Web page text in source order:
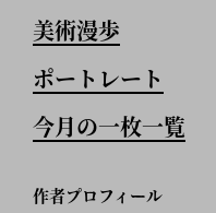
美術漫歩
ポートレート
今月の一枚一覧
作者プロフィール